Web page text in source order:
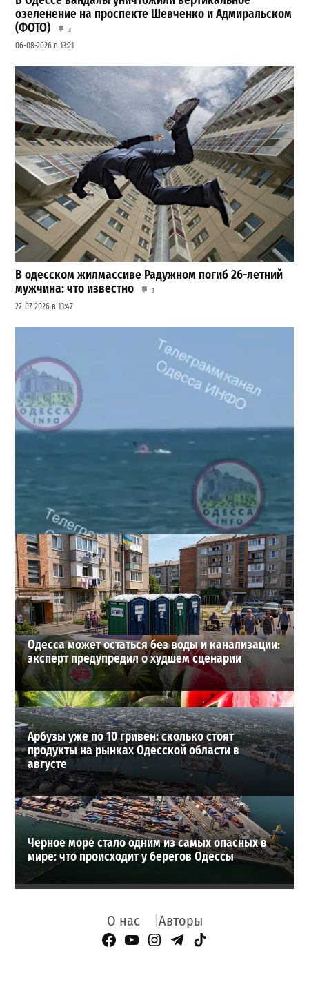
озеленение на проспекте Шевченко и Адмиральском
(ФОТО)
3
06-08-2026 в 13:21
В одесском жилмассиве Радужном погиб 26-летний
мужчина: что известно
3
27-07-2026 в 13:47
Под Одессой уносит в море ребенка на матрасе и
мужчину: идет спасательная операция
28-07-2026 в 17:51
ВИБОР РЕДАКЦИИ
Одесса может остаться без воды и канализации:
эксперт предупредил о худшем сценарии
Арбузы уже по 10 гривен: сколько стоят
продукты на рынках Одесской области в
августе
Черное море стало одним из самых опасных в
мире: что происходит у берегов Одессы
О нас Авторы
Facebook Page
YouTube
Instagram
Telegram
TikTok